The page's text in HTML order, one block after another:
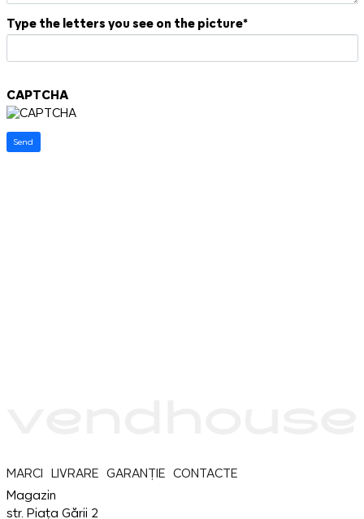
Type the letters you see on the picture*
CAPTCHA
MARCI LIVRARE GARANȚIE
CONTACTE
Magazin
str. Piața Gării 2